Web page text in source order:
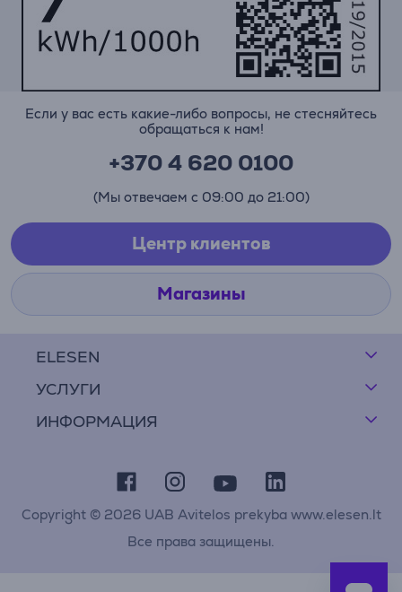
ELESEN
УСЛУГИ
ИНФОРМАЦИЯ
Если у вас есть какие-либо вопросы, не стесняйтесь
обращаться к нам!
+370 4 620 0100
(Мы отвечаем с 09:00 до 21:00)
Центр клиентов
Магазины
Copyright © 2026 UAB Avitelos prekyba www.elesen.lt
Все права защищены.